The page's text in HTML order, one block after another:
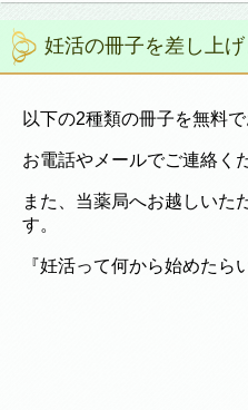
妊活の冊子を差し上げ
以下の2種類の冊子を無料で
お電話やメールでご連絡く
また、当薬局へお越しいた
す。
『妊活って何から始めたら